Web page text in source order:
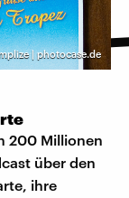
| photocase.de
200 Millionen
über den
ihre